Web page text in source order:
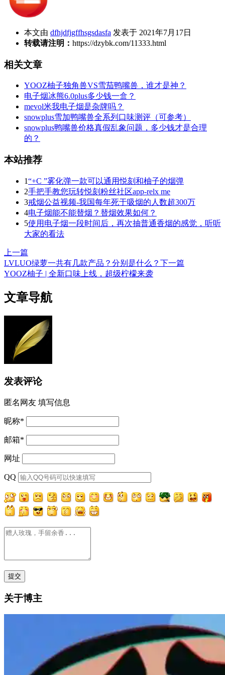
本文由 dfhjdfjgffhsgsdasfa 发表于 2021年7月17日
转载请注明： https://dzybk.com/11333.html
相关文章
YOOZ柚子独角兽VS雪茄鸭嘴兽，谁才是神？
电子烟冰熊6.0plus多少钱一盒？
mevol米我电子烟是杂牌吗？
snowplus雪加鸭嘴兽全系列口味测评（可参考）
snowplus鸭嘴兽价格真假乱象问题，多少钱才是合理
的？
本站推荐
1“+C ”雾化弹一款可以通用悦刻和柚子的烟弹
2手把手教您玩转悦刻粉丝社区app-relx me
3戒烟公益视频-我国每年死于吸烟的人数超300万
4电子烟能不能替烟？替烟效果如何？
5使用电子烟一段时间后，再次抽普通香烟的感觉，听听
大家的看法
上一篇
LVLUO绿萝一共有几款产品？分别是什么？ 下一篇
YOOZ柚子 | 全新口味上线，超级柠檬来袭
文章导航
发表评论
匿名网友 填写信息
昵称*
邮箱*
网址
QQ
关于博主